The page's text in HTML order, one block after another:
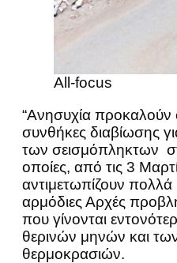
All-focus
“Ανησυχία προκαλούν
συνθήκες διαβίωσης
των σεισμόπληκτων
οποίες, από τις 3
αντιμετωπίζουν πολλά
αρμόδιες Αρχές
που γίνονται
θερινών μηνών και
θερμοκρασιών.